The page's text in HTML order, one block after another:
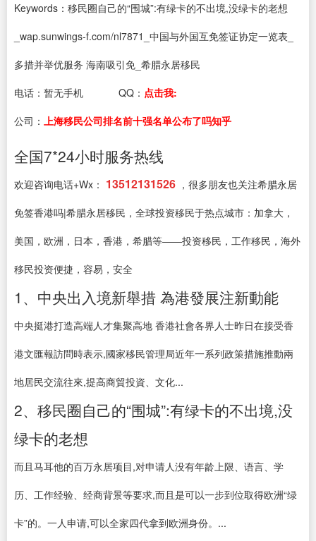
Keywords：移民圈自己的“围城”:有绿卡的不出境,没绿卡的老想
_wap.sunwings-f.com/nl7871_中国与外国互免签证协定一览表_
多措并举优服务 海南吸引免_希腊永居移民
电话： 暂无手机 QQ： 点击我:
公司： 上海移民公司排名前十强名单公布了吗知乎
全国7*24小时服务热线
欢迎咨询电话+Wx： 13512131526 ，很多朋友也关注希腊永居
免签香港吗|希腊永居移民，全球投资移民于热点城市：加拿大，
美国，欧洲，日本，香港，希腊等——投资移民，工作移民，海外
移民投资便捷，容易，安全
1、中央出入境新舉措 為港發展注新動能
中央挺港打造高端人才集聚高地 香港社會各界人士昨日在接受香
港文匯報訪問時表示,國家移民管理局近年一系列政策措施推動兩
地居民交流往來,提高商貿投資、文化...
2、移民圈自己的“围城”:有绿卡的不出境,没
绿卡的老想
而且马耳他的百万永居项目,对申请人没有年龄上限、语言、学
历、工作经验、经商背景等要求,而且是可以一步到位取得欧洲“绿
卡”的。一人申请,可以全家四代拿到欧洲身份。...